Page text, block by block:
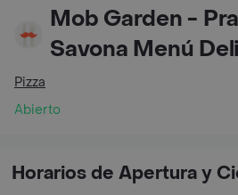
Mob Garden -
Savona Menú
Pizza
Abierto
Horarios de Apertura y